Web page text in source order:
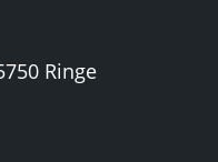
Ringe